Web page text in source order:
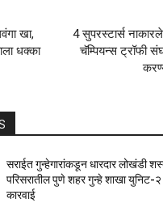
खा,
धक्का
4 सुपरस्टार्स
चॅम्पियन्स ट्रॉफी
सराईत गुन्हेगारांकडून धारदार लोखंडी
परिसरातील पुणे शहर गुन्हे शाखा युनिट-
कारवाई